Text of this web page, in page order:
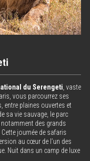
du Serengeti , vaste
vous parcourrez ses
entre plaines ouvertes et
sa vie sauvage, le parc
des grands
journée de safaris
au cœur de l’un des
Nuit dans un camp de luxe